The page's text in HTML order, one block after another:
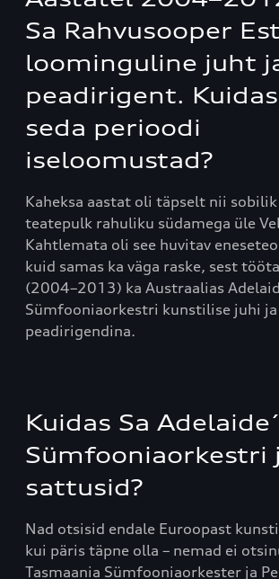
Sa Rahvusooper
loominguline juht
peadirigent. Kuidas
seda perioodi
iseloomustad?
Kaheksa aastat oli täpselt nii sobilik
teatepulk rahuliku südamega üle
Kahtlemata oli see huvitav
kuid samas ka väga raske, sest
(2004–2013) ka Austraalias
Sümfooniaorkestri kunstilise juhi ja
peadirigendina.
Kuidas Sa
Sümfooniaorkestri
sattusid?
Nad otsisid endale Euroopast
kui päris täpne olla – nemad ei
Tasmaania Sümfooniaorkester ja